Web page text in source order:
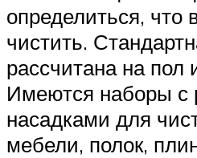
определиться, что
чистить.
рассчитана на пол
Имеются наборы с
насадками для
мебели, полок,